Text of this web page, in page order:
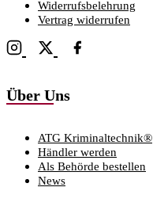
Widerrufsbelehrung
Vertrag widerrufen
Über Uns
ATG Kriminaltechnik®
Händler werden
Als Behörde bestellen
News